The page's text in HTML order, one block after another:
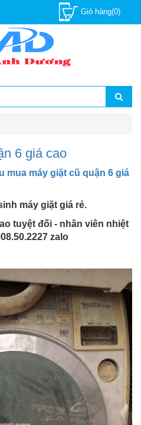
Giỏ hàng(0)
6 giá cao
mua máy giặt cũ quận 6 giá
máy giặt giá rẻ.
tuyệt đối - nhân viên nhiệt
zalo